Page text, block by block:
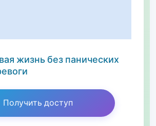
жизнь без панических
Получить доступ